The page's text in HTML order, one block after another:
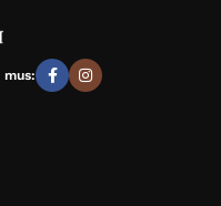
mus: